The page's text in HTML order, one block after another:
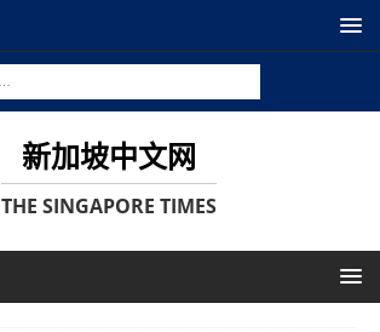
新加坡中文网
THE SINGAPORE TIMES